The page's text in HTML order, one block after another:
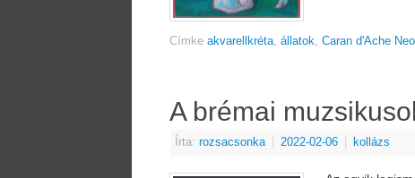
Címke akvarellkréta, állatok, Caran d'Ache
A brémai
Írta: rozsacsonka 2022-02-06 kollázs